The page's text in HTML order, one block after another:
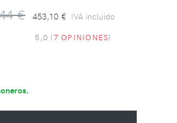
€ 453,10 € IVA incluido
5,0 (7 OPINIONES)